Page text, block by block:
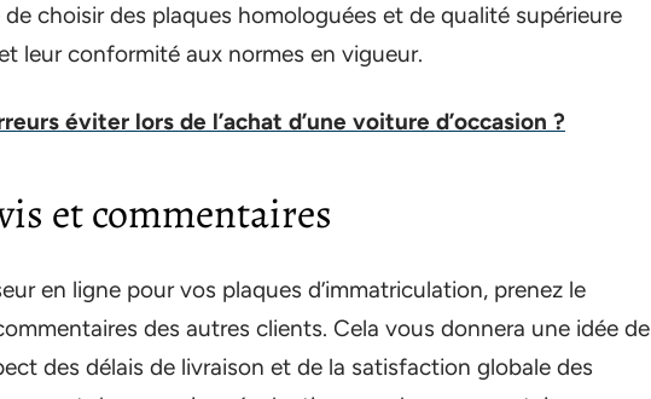
choisir des plaques homologuées et de qualité supérieure
leur conformité aux normes en vigueur.
éviter lors de l’achat d’une voiture d’occasion ?
et commentaires
en ligne pour vos plaques d’immatriculation, prenez le
des autres clients. Cela vous donnera une idée de
des délais de livraison et de la satisfaction globale des